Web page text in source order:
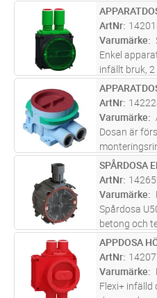
ST
ArtNr
Varumärke
Enkel
infällt bruk,
ST
ArtNr
Varumärke
Dosan är
60mm. Den
används vid
avlägsnas
(26 mm).
ST
SPÅRDOSA
ArtNr
Varumärke
Spårdosa
betong och
med
mer
ST
APPDOSA
ArtNr
Varumärke
Flexi+ infälld